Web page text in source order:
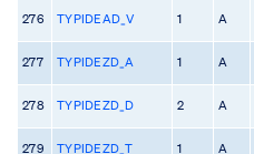
276 TYPIDEAD_V 1 A
277 TYPIDEZD_A 1 A
278 TYPIDEZD_D 2 A
279 TYPIDEZD_T 1 A